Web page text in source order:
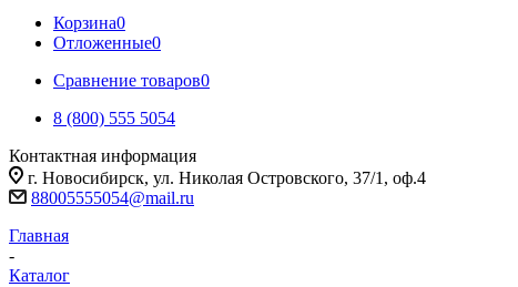
Корзина0
Отложенные0
Сравнение товаров0
8 (800) 555 5054
Контактная информация
г. Новосибирск, ул. Николая Островского, 37/1, оф.4
88005555054@mail.ru
Главная
-
Каталог